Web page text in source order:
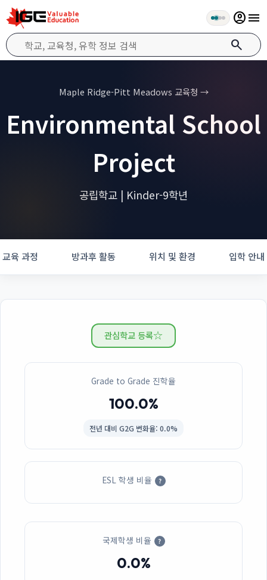
search
account_circlemenu
Maple Ridge-Pitt Meadows 교육청 →
Environmental School
Project
공립학교 | Kinder-9학년
교육 과정 방과후 활동 위치 및 환경 입학 안내
관심학교 등록☆
Grade to Grade 진학율
100.0%
전년 대비 G2G 변화율: 0.0%
ESL 학생 비율 ?
국제학생 비율 ?
0.0%